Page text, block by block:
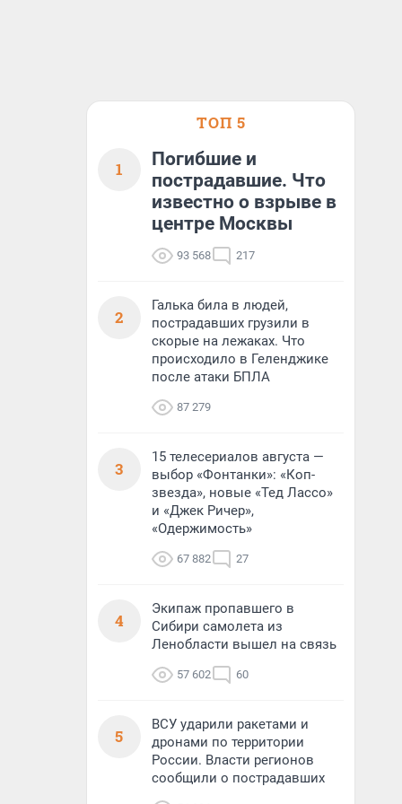
ТОП 5
1
Погибшие и
пострадавшие. Что
известно о взрыве в
центре Москвы
93 568 217
2
Галька била в людей,
пострадавших грузили в
скорые на лежаках. Что
происходило в Геленджике
после атаки БПЛА
87 279
3
15 телесериалов августа —
выбор «Фонтанки»: «Коп-
звезда», новые «Тед Лассо»
и «Джек Ричер»,
«Одержимость»
67 882 27
4
Экипаж пропавшего в
Сибири самолета из
Ленобласти вышел на связь
57 602 60
5
ВСУ ударили ракетами и
дронами по территории
России. Власти регионов
сообщили о пострадавших